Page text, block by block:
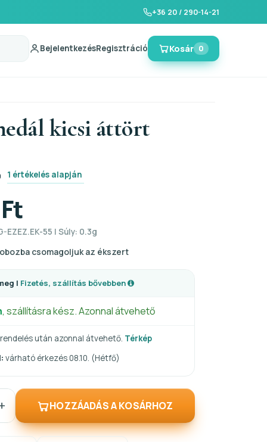
+36 20 / 290-14-21
BejelentkezésRegisztráció Kosár 0
kicsi áttört
1 értékelés alapján
EZEZ.EK-55 | Súly: 0.3g
csomagoljuk az ékszert
| Fizetés, szállítás bővebben
, szállításra kész. Azonnal átvehető
után azonnal átvehető. Térkép
várható érkezés 08.10. (Hétfő)
HOZZÁADÁS A KOSÁRHOZ